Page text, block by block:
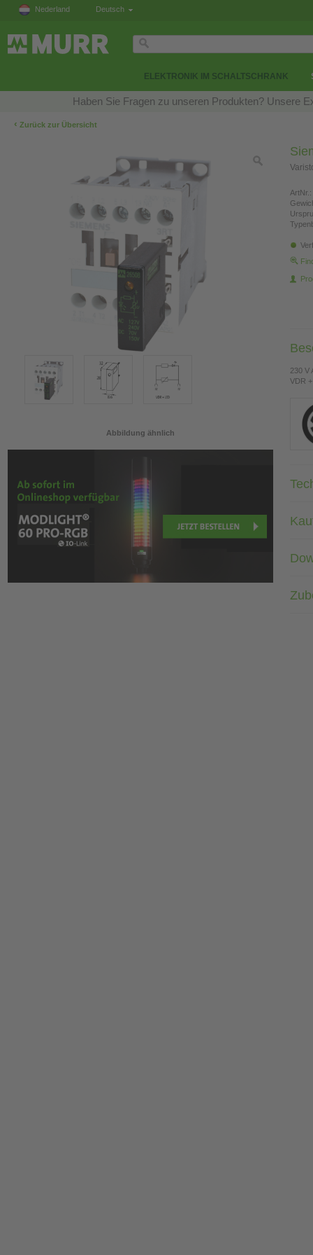
Nederland Deutsch
ELEKTRONIK IM SCHALTSCHRANK
Haben Sie Fragen zu unseren Produkten? Unsere
‹ Zurück zur Übersicht
Abbildung ähnlich
ArtNr.:
230 V
VDR